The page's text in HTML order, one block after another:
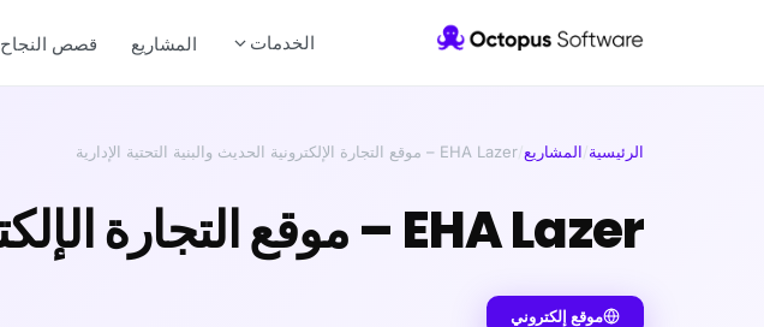
الخدمات المشاريع قصص النجاح
الرئيسية/المشاريع/EHA Lazer – موقع التجارة الإلكترونية الحديث والبنية التحتية الإدارية
EHA Lazer – موقع التجارة الإلكترونية الحديث والبنية التحتية الإدارية
موقع إلكتروني